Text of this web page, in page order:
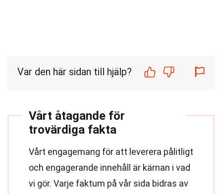
Var den här sidan till hjälp?
Vårt åtagande för
trovärdiga fakta
Vårt engagemang för att leverera pålitligt
och engagerande innehåll är kärnan i vad
vi gör. Varje faktum på vår sida bidras av